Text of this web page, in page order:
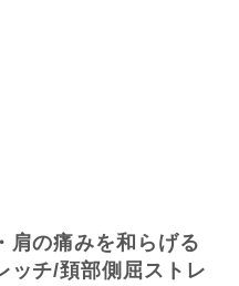
肩の痛みを和らげる
ッチ/頚部側屈ストレ